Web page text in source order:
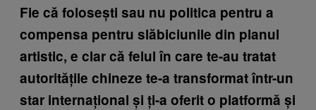
Fie că folosești sau nu politica pentru a
compensa pentru slăbiciunile din planul
artistic, e clar că felul în care te-au tratat
autoritățile chineze te-a transformat într-un
star internațional și ți-a oferit o platformă și